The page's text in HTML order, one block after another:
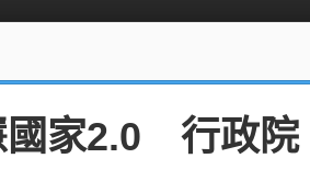
器人的關鍵
國家2.0 行政院